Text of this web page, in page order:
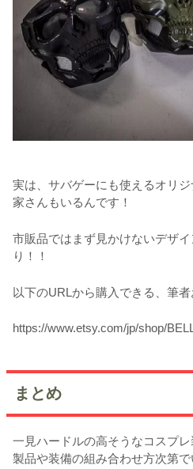
実は、サバゲーにも使えるオリ
家さんもいるんです！
市販品ではまず見かけないデザ
り！！
以下のURLから購入できる、筆者
https://www.etsy.com/jp/shop/
まとめ
一見ハードルの高そうなコスプ
製品や装備の組み合わせ方次第